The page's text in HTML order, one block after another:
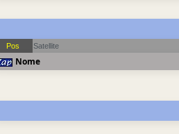
Pos Satellite
Nome